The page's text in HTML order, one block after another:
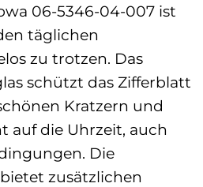
06-5346-04-007 ist
täglichen
zu trotzen. Das
schützt das Zifferblatt
Kratzern und
auf die Uhrzeit, auch
Die
zusätzlichen